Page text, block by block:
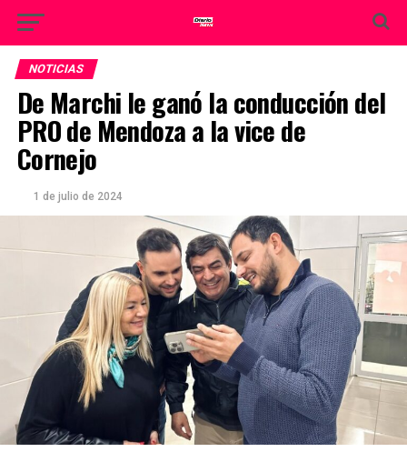
NOTICIAS
De Marchi le ganó la conducción del
PRO de Mendoza a la vice de
Cornejo
1 de julio de 2024